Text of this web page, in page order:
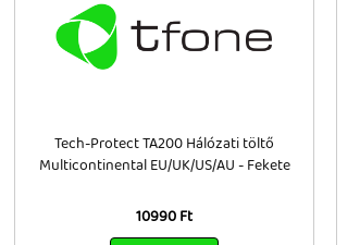
Tech-Protect TA200 Hálózati töltő
Multicontinental EU/UK/US/AU - Fekete
10990 Ft